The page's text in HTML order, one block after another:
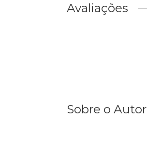
Avaliações
Sobre o Autor